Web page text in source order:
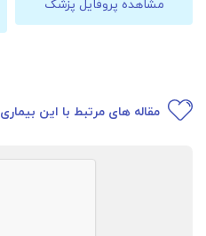
مشاهده پروفایل پزشک
مقاله های مرتبط با این بیماری